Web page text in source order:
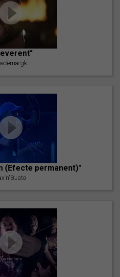
(Efecte permanent)"